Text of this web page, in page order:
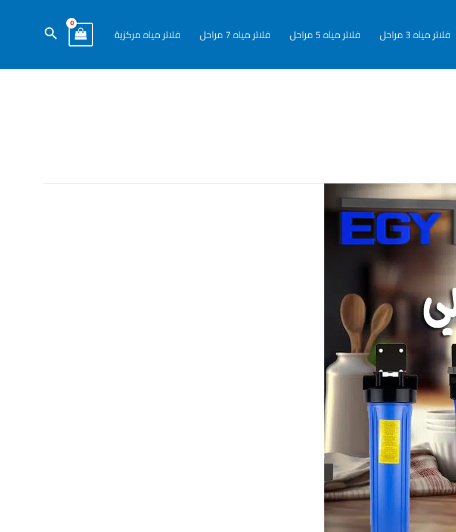
فلاتر مياه 3 مراحل فلاتر مياه 5 مراحل فلاتر مياه 7 مراحل فلاتر مياه مركزية البحث